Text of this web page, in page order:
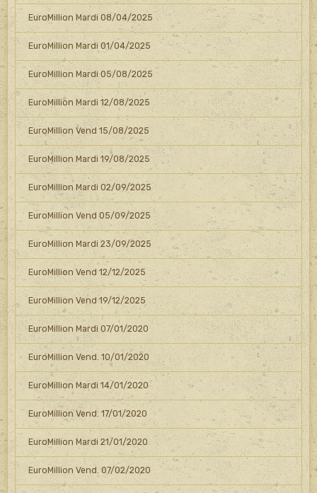
EuroMillion Mardi 08/04/2025
EuroMillion Mardi 01/04/2025
EuroMillion Mardi 05/08/2025
EuroMillion Mardi 12/08/2025
EuroMillion Vend 15/08/2025
EuroMillion Mardi 19/08/2025
EuroMillion Mardi 02/09/2025
EuroMillion Vend 05/09/2025
EuroMillion Mardi 23/09/2025
EuroMillion Vend 12/12/2025
EuroMillion Vend 19/12/2025
EuroMillion Mardi 07/01/2020
EuroMillion Vend. 10/01/2020
EuroMillion Mardi 14/01/2020
EuroMillion Vend. 17/01/2020
EuroMillion Mardi 21/01/2020
EuroMillion Vend. 07/02/2020